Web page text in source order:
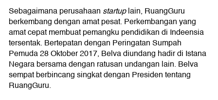
Sebagaimana perusahaan startuplain, RuangGuru
berkembang dengan amat pesat. Perkembangan yang
amat cepat membuat pemangku pendidikan di Indeensia
tersentak. Bertepatan dengan Peringatan Sumpah
Pemuda 28 Oktober 2017, Belva diundang hadir di Istana
Negara bersama dengan ratusan undangan lain. Belva
sempat berbincang singkat dengan Presiden tentang
RuangGuru.